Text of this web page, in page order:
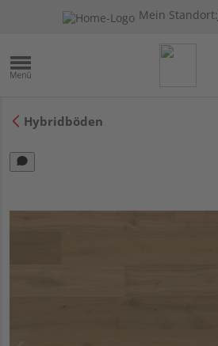
Mein Standort:
Hybridböden